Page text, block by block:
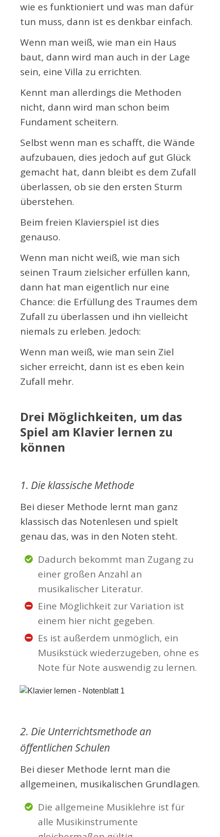
wie es funktioniert und was man dafür
tun muss, dann ist es denkbar einfach.
Wenn man weiß, wie man ein Haus
baut, dann wird man auch in der Lage
sein, eine Villa zu errichten.
Kennt man allerdings die Methoden
nicht, dann wird man schon beim
Fundament scheitern.
Selbst wenn man es schafft, die Wände
aufzubauen, dies jedoch auf gut Glück
gemacht hat, dann bleibt es dem Zufall
überlassen, ob sie den ersten Sturm
überstehen.
Beim freien Klavierspiel ist dies
genauso.
Wenn man nicht weiß, wie man sich
seinen Traum zielsicher erfüllen kann,
dann hat man eigentlich nur eine
Chance: die Erfüllung des Traumes dem
Zufall zu überlassen und ihn vielleicht
niemals zu erleben. Jedoch:
Wenn man weiß, wie man sein Ziel
sicher erreicht, dann ist es eben kein
Zufall mehr.
Drei Möglichkeiten, um das
Spiel am Klavier lernen zu
können
1. Die klassische Methode
Bei dieser Methode lernt man ganz
klassisch das Notenlesen und spielt
genau das, was in den Noten steht.
Dadurch bekommt man Zugang zu
einer großen Anzahl an
musikalischer Literatur.
Eine Möglichkeit zur Variation ist
einem hier nicht gegeben.
Es ist außerdem unmöglich, ein
Musikstück wiederzugeben, ohne es
Note für Note auswendig zu lernen.
2. Die Unterrichtsmethode an
öffentlichen Schulen
Bei dieser Methode lernt man die
allgemeinen, musikalischen Grundlagen.
Die allgemeine Musiklehre ist für
alle Musikinstrumente